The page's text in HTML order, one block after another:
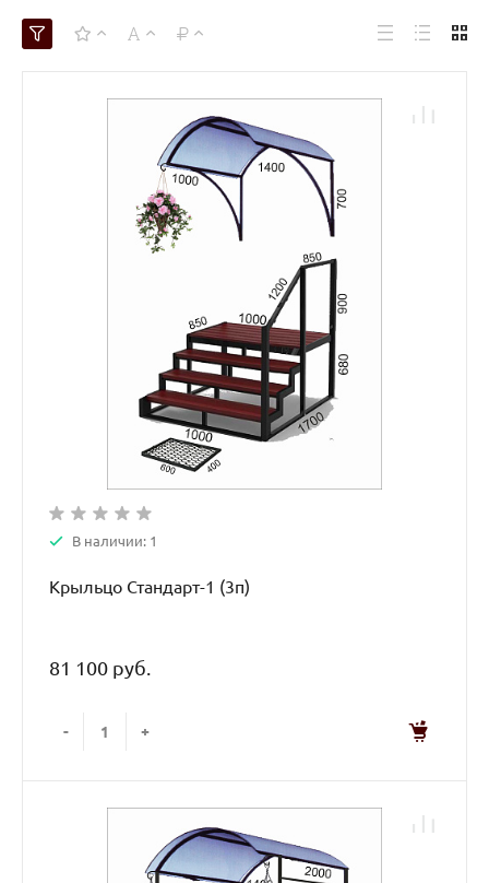
В наличии: 1
Крыльцо Стандарт-1 (3п)
81 100 руб.
- +